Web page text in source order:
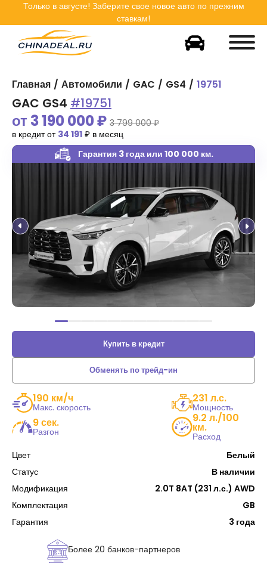
Только в августе! Заберите свое новое авто по прежним
ставкам!
Главная Автомобили GAC GS4 19751
Купить в кредит
Обменять по трейд-ин
190 км/ч
Макс. скорость
231 л.с.
Мощность
9 сек.
Разгон
9.2 л./100
км.
Расход
Цвет
Белый
Статус
В наличии
Модификация
2.0T 8AT (231 л.с.) AWD
Комплектация
GB
Гарантия
3 года
Более 20 банков-партнеров
Гарантия 3 годаили 100 000 км.
от 3 190 000₽ 3 799 000 ₽
в кредит от 34 191 ₽ в месяц
GAC GS4 #19751